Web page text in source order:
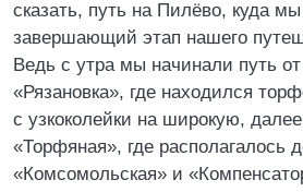
сказать, путь на Пилёво, куда
завершающий этап нашего
Ведь с утра мы начинали путь
«Рязановка», где находился
с узкоколейки на широкую,
«Торфяная», где располагалось
«Комсомольская» и